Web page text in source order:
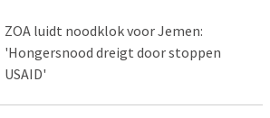
ZOA luidt noodklok voor Jemen:
'Hongersnood dreigt door stoppen
USAID'